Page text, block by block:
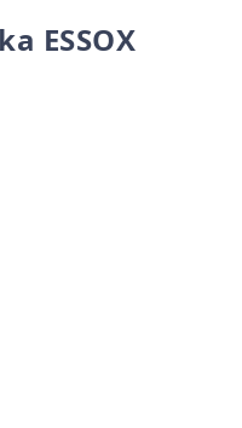
ESSOX